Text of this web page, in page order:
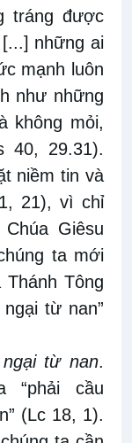
tráng được
những ai
mạnh luôn
như những
không mỏi,
40, 29.31).
niềm tin và
21), vì chỉ
Giêsu
ta mới
Tông
từ nan”
từ nan.
“phải cầu
(Lc 18, 1).